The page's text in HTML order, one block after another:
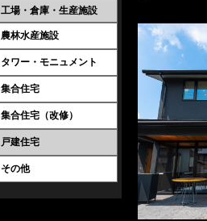
工場・倉庫・生産施設
農林水産施設
タワー・モニュメント
集合住宅
集合住宅（改修）
戸建住宅
その他